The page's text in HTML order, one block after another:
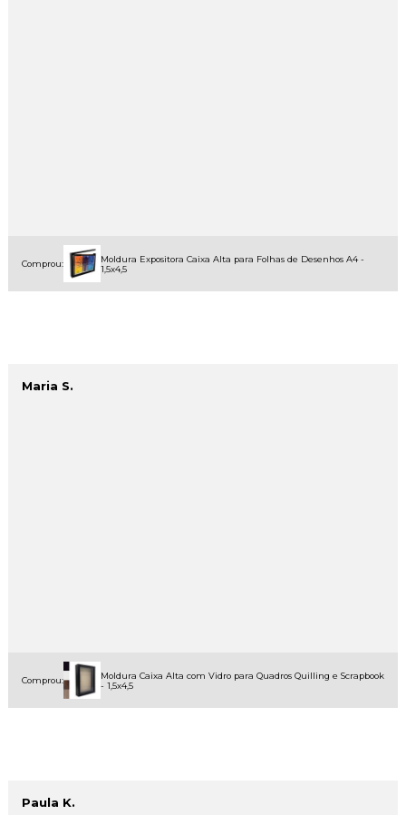
Comprou:
Moldura Expositora Caixa Alta para Folhas de Desenhos A4 -
1,5x4,5
Maria S.
Comprou:
Moldura Caixa Alta com Vidro para Quadros Quilling e Scrapbook
- 1,5x4,5
Paula K.